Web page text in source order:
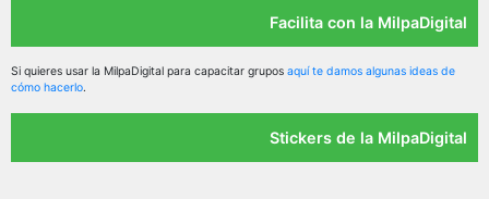
Facilita con la MilpaDigital
Si quieres usar la MilpaDigital para capacitar grupos aquí te damos algunas ideas de
cómo hacerlo.
Stickers de la MilpaDigital